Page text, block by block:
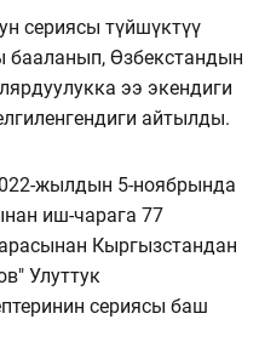
сериясы түйшүктүү
Өзбекстандын
ээ экендиги
айтылды.
жылдын 5-ноябрында
иш-чарага 77
Кыргызстандан
Улуттук
сериясы баш